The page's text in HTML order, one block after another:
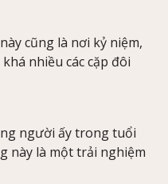
cũng là nơi kỷ niệm,
nhiều các cặp đôi
người ấy trong tuổi
này là một trải nghiệm